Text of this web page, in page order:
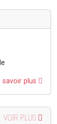
savoir plus
VOIR PLUS